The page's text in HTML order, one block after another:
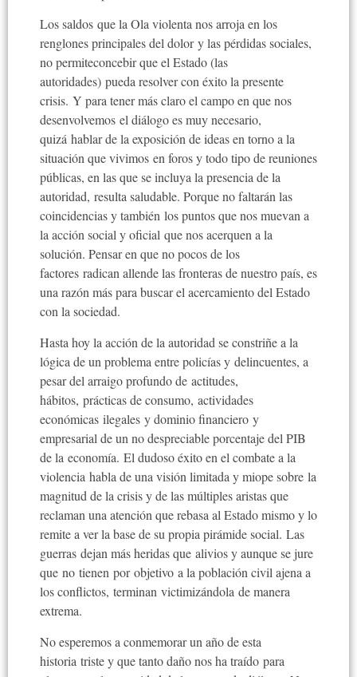
Los saldos que la Ola violenta nos arroja en los
renglones principales del dolor y las pérdidas sociales,
no permiteconcebir que el Estado (las
autoridades) pueda resolver con éxito la presente
crisis. Y para tener más claro el campo en que nos
desenvolvemos el diálogo es muy necesario,
quizá hablar de la exposición de ideas en torno a la
situación que vivimos en foros y todo tipo de reuniones
públicas, en las que se incluya la presencia de la
autoridad, resulta saludable. Porque no faltarán las
coincidencias y también los puntos que nos muevan a
la acción social y oficial que nos acerquen a la
solución. Pensar en que no pocos de los
factores radican allende las fronteras de nuestro país, es
una razón más para buscar el acercamiento del Estado
con la sociedad.
Hasta hoy la acción de la autoridad se constriñe a la
lógica de un problema entre policías y delincuentes, a
pesar del arraigo profundo de actitudes,
hábitos, prácticas de consumo, actividades
económicas ilegales y dominio financiero y
empresarial de un no despreciable porcentaje del PIB
de la economía. El dudoso éxito en el combate a la
violencia habla de una visión limitada y miope sobre la
magnitud de la crisis y de las múltiples aristas que
reclaman una atención que rebasa al Estado mismo y lo
remite a ver la base de su propia pirámide social. Las
guerras dejan más heridas que alivios y aunque se jure
que no tienen por objetivo a la población civil ajena a
los conflictos, terminan victimizándola de manera
extrema.
No esperemos a conmemorar un año de esta
historia triste y que tanto daño nos ha traído para